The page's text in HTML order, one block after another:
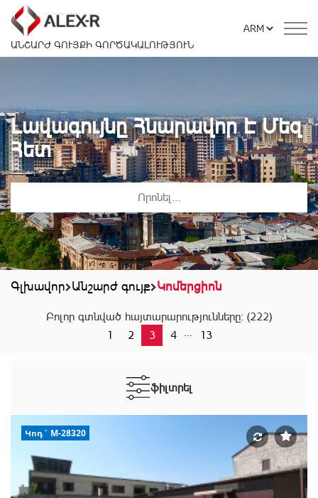
ԱՆՇԱՐԺ ԳՈՒՅՔԻ ԳՈՐԾԱԿԱԼՈՒԹՅՈՒՆ
Լավագույնը Հնարավոր Է Մեզ
Հետ
Գլխավոր Անշարժ գույք Կոմերցիոն
Բոլոր գտնված հայտարարությունները: (222)
1
2 3 4 ... 13
ֆիլտրել
Կոդ` M-28320